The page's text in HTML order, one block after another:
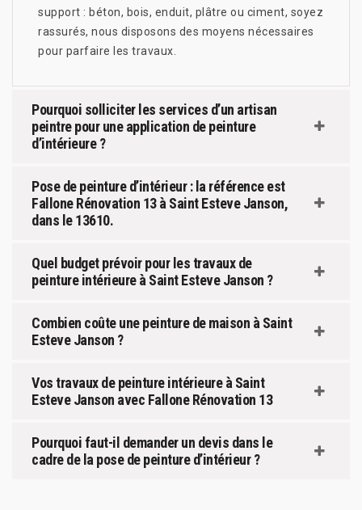
support : béton, bois, enduit, plâtre ou ciment, soyez
rassurés, nous disposons des moyens nécessaires
pour parfaire les travaux.
Pourquoi solliciter les services d’un artisan
peintre pour une application de peinture
d’intérieure ?
Pose de peinture d’intérieur : la référence est
Fallone Rénovation 13 à Saint Esteve Janson,
dans le 13610.
Quel budget prévoir pour les travaux de
peinture intérieure à Saint Esteve Janson ?
Combien coûte une peinture de maison à Saint
Esteve Janson ?
Vos travaux de peinture intérieure à Saint
Esteve Janson avec Fallone Rénovation 13
Pourquoi faut-il demander un devis dans le
cadre de la pose de peinture d’intérieur ?